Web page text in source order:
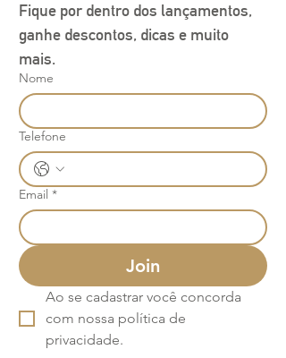
Fique por dentro dos lançamentos,
ganhe descontos, dicas e muito
mais.
Nome
Telefone
Email *
Join
Ao se cadastrar você concorda
com nossa política de
privacidade.